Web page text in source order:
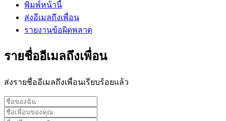
พิมพ์หน้านี้
ส่งอีเมลถึงเพื่อน
รายงานข้อผิดพลาด
รายชื่ออีเมลถึงเพื่อน
ส่งรายชื่ออีเมลถึงเพื่อนเรียบร้อยแล้ว